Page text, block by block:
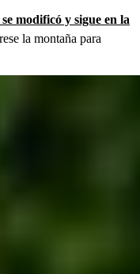
modificó y sigue en la
la montaña para